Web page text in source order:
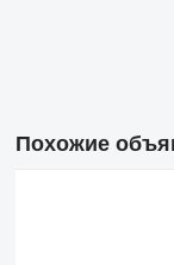
Похожие